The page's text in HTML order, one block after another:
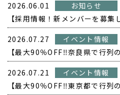
2026.06.01
お知らせ
【採用情報！新メンバーを募集
2026.07.27
イベント情報
2026.07.21
イベント情報